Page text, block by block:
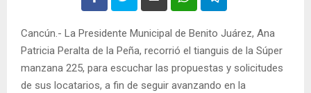
Cancún.- La Presidente Municipal de Benito Juárez, Ana
Patricia Peralta de la Peña, recorrió el tianguis de la Súper
manzana 225, para escuchar las propuestas y solicitudes
de sus locatarios, a fin de seguir avanzando en la